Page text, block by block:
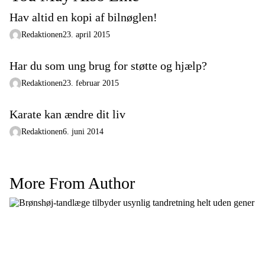
Hav altid en kopi af bilnøglen!
Redaktionen23. april 2015
Har du som ung brug for støtte og hjælp?
Redaktionen23. februar 2015
Karate kan ændre dit liv
Redaktionen6. juni 2014
More From Author